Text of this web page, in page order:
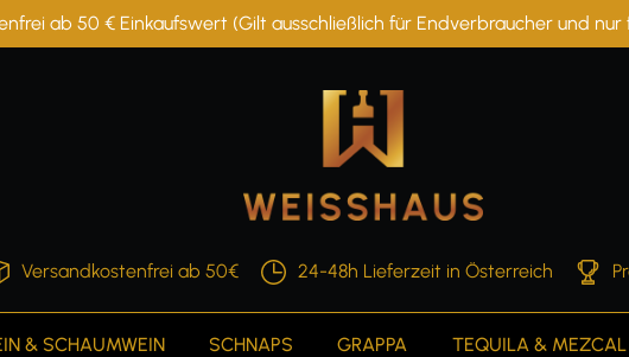
ab 50 € Einkaufswert (Gilt ausschließlich für Endverbraucher und
Versandkostenfrei ab 50€ 24-48h Lieferzeit in Österreich
& SCHAUMWEIN SCHNAPS GRAPPA TEQUILA & MEZCAL